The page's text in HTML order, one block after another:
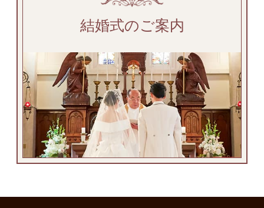
結婚式のご案内